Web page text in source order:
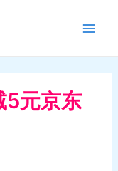
5元京东